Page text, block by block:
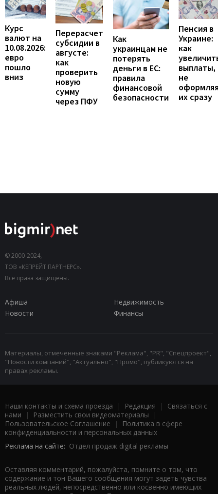
Курс
валют на
10.08.2026:
евро
пошло
вниз
Перерасчет
субсидии в
августе:
как
проверить
новую
сумму
через ПФУ
Как
украинцам не
потерять
деньги в ЕС:
правила
финансовой
безопасности
Пенсия в
Украине:
как
выплаты,
не
их сразу
© 2000-2024,
ТОВ «КЕПРЕЙТ ПАРТНЕРС».
Все права защищены.
Афиша
Недвижимость
Новости
Финансы
Материалы, отмеченные знаками "Реклама", "PR", "Спецпроект",
"Новости компаний", "Актуально", "Промо", публикуются на
правах рекламы.
Наши контакты и схема проезда | Редакция | Связаться с
нами | Разместить свои видеоматериалы |
Пользовательское Соглашение |
Политика в сфере
конфиденциальности и персональных данных
Реклама на сайте: Отдел продаж digital рекламы
Оставляя комментарий, пожалуйста, помните о том, что
содержание и тон Вашего сообщения могут задеть чувства
реальных людей, непосредственно или косвенно имеющих